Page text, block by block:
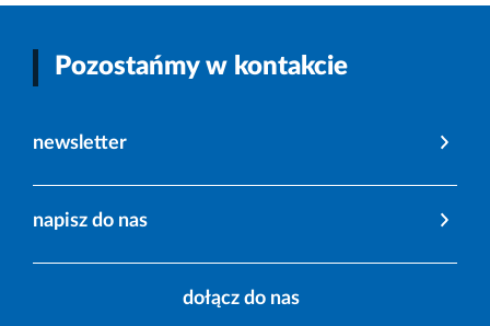
Pozostańmy w kontakcie
newsletter
napisz do nas
dołącz do nas